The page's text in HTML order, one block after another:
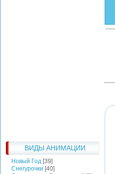
ВИДЫ АНИМАЦИИ
Новый Год [39]
Снегурочки [40]